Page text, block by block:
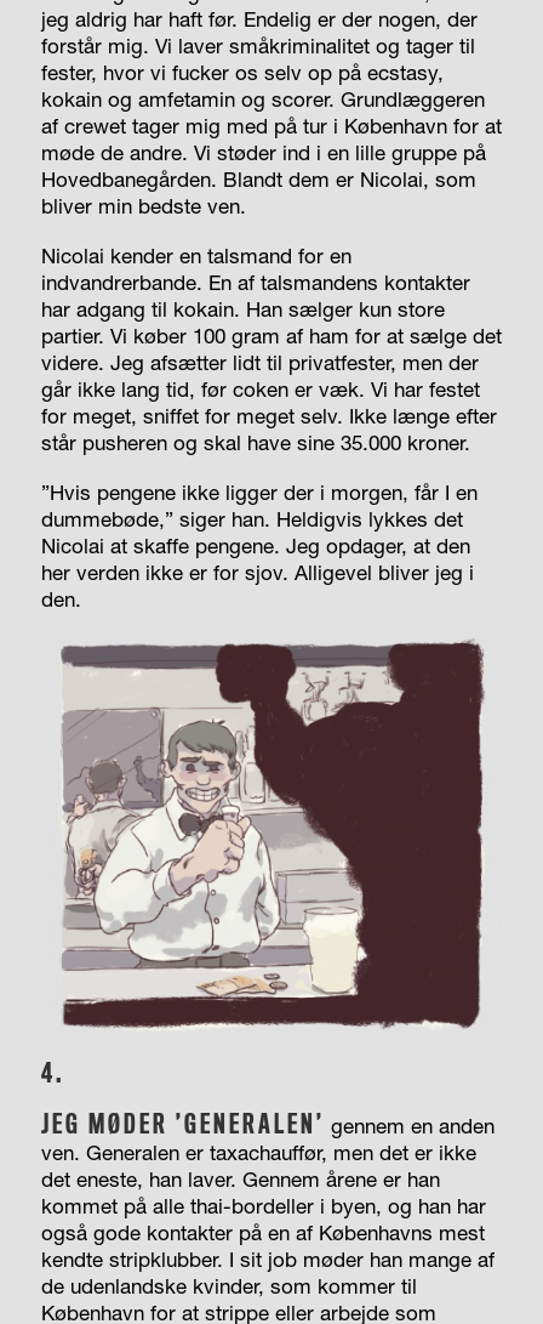
jeg aldrig har haft før. Endelig er der nogen, der
forstår mig. Vi laver småkriminalitet og tager til
fester, hvor vi fucker os selv op på ecstasy,
kokain og amfetamin og scorer. Grundlæggeren
af crewet tager mig med på tur i København for at
møde de andre. Vi støder ind i en lille gruppe på
Hovedbanegården. Blandt dem er Nicolai, som
bliver min bedste ven.
Nicolai kender en talsmand for en
indvandrerbande. En af talsmandens kontakter
har adgang til kokain. Han sælger kun store
partier. Vi køber 100 gram af ham for at sælge det
videre. Jeg afsætter lidt til privatfester, men der
går ikke lang tid, før coken er væk. Vi har festet
for meget, sniffet for meget selv. Ikke længe efter
står pusheren og skal have sine 35.000 kroner.
”Hvis pengene ikke ligger der i morgen, får I en
dummebøde,” siger han. Heldigvis lykkes det
Nicolai at skaffe pengene. Jeg opdager, at den
her verden ikke er for sjov. Alligevel bliver jeg i
den.
4.
JEG MØDER ’GENERALEN’ gennem en anden
ven. Generalen er taxachauffør, men det er ikke
det eneste, han laver. Gennem årene er han
kommet på alle thai-bordeller i byen, og han har
også gode kontakter på en af Københavns mest
kendte stripklubber. I sit job møder han mange af
de udenlandske kvinder, som kommer til
København for at strippe eller arbejde som